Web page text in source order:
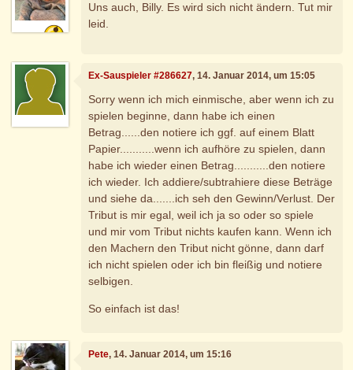
Uns auch, Billy. Es wird sich nicht ändern. Tut mir
leid.
Ex-Sauspieler #286627, 14. Januar 2014, um 15:05
Sorry wenn ich mich einmische, aber wenn ich zu
spielen beginne, dann habe ich einen
Betrag......den notiere ich ggf. auf einem Blatt
Papier...........wenn ich aufhöre zu spielen, dann
habe ich wieder einen Betrag...........den notiere
ich wieder. Ich addiere/subtrahiere diese Beträge
und siehe da.......ich seh den Gewinn/Verlust. Der
Tribut is mir egal, weil ich ja so oder so spiele
und mir vom Tribut nichts kaufen kann. Wenn ich
den Machern den Tribut nicht gönne, dann darf
ich nicht spielen oder ich bin fleißig und notiere
selbigen.
So einfach ist das!
Pete, 14. Januar 2014, um 15:16